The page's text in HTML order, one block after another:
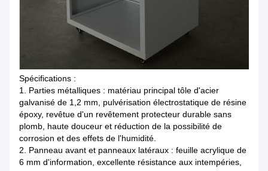
Spécifications :
1. Parties métalliques : matériau principal tôle d'acier
galvanisé de 1,2 mm, pulvérisation électrostatique de résine
époxy, revêtue d'un revêtement protecteur durable sans
plomb, haute douceur et réduction de la possibilité de
corrosion et des effets de l'humidité.
2. Panneau avant et panneaux latéraux : feuille acrylique de
6 mm d'information, excellente résistance aux intempéries,